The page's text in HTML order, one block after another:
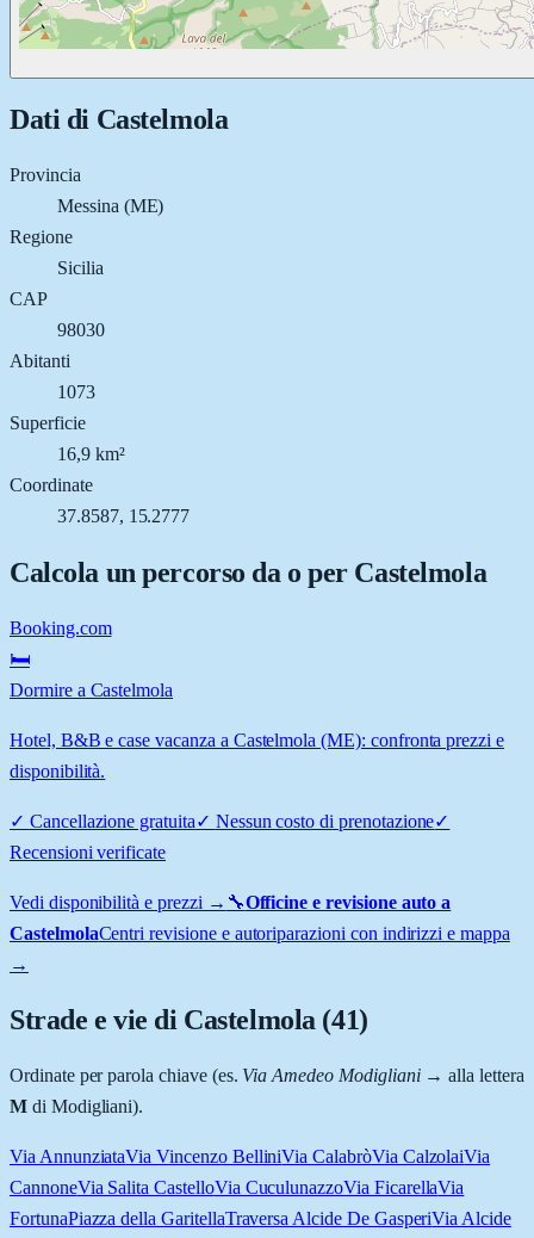
Dati di Castelmola
Provincia
Messina (ME)
Regione
Sicilia
CAP
98030
Abitanti
1073
Superficie
16,9 km²
Coordinate
37.8587, 15.2777
Calcola un percorso da o per Castelmola
Booking.com
🛏️
Dormire a Castelmola
Hotel, B&B e case vacanza a Castelmola (ME): confronta prezzi e
disponibilità.
✓ Cancellazione gratuita✓ Nessun costo di prenotazione✓
Recensioni verificate
Vedi disponibilità e prezzi → 🔧Officine e revisione auto a
CastelmolaCentri revisione e autoriparazioni con indirizzi e mappa
→
Strade e vie di Castelmola (41)
Ordinate per parola chiave (es. Via Amedeo Modigliani→ alla lettera
Mdi Modigliani).
Via AnnunziataVia Vincenzo BelliniVia CalabròVia CalzolaiVia
CannoneVia Salita CastelloVia CuculunazzoVia FicarellaVia
FortunaPiazza della GaritellaTraversa Alcide De GasperiVia Alcide